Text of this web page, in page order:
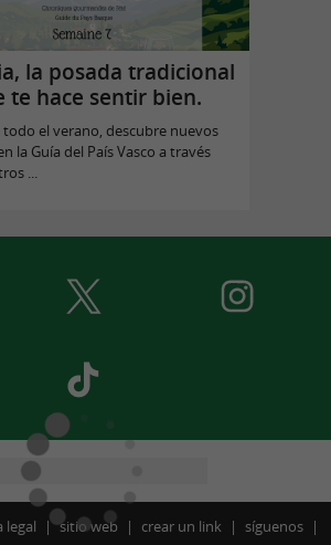
la posada tradicional
te hace sentir bien.
el verano, descubre nuevos
la Guía del País Vasco a través
...
legal sitio web crear un link síguenos